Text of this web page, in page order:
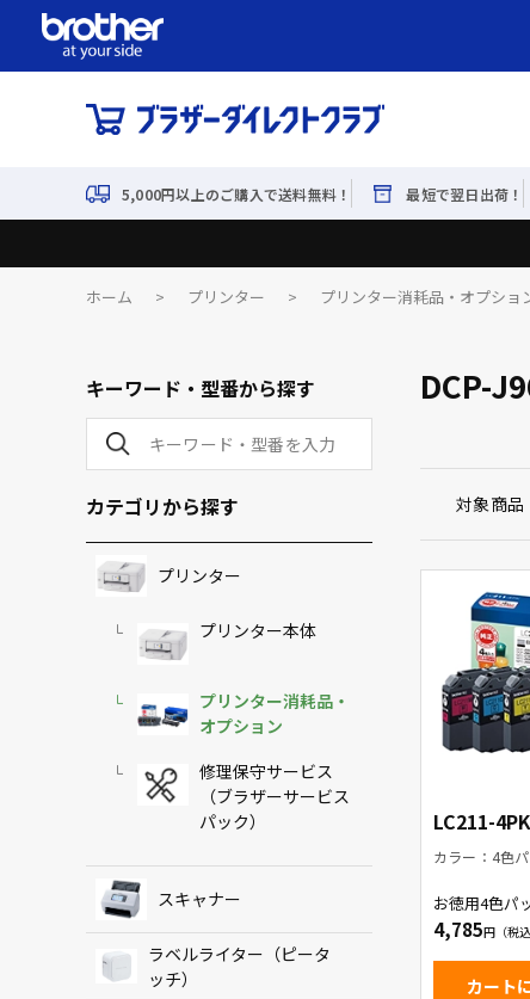
5,000円以上のご購入で送料無料！ 最短で翌日出荷！
ホーム > プリンター > プリンター消耗品・オプショ
キーワード・型番から探す
カテゴリから探す
プリンター
プリンター本体
プリンター消耗品・
オプション
修理保守サービス
（ブラザーサービス
パック）
スキャナー
ラベルライター（ピータ
ッチ）
DCP-
対象商品
LC211-4PK
カラー：4色
お徳用4色パ
ートリッジ
4,785
カート